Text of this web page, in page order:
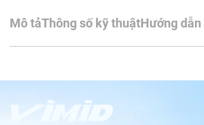
Mô tảThông số kỹ thuậtHướng